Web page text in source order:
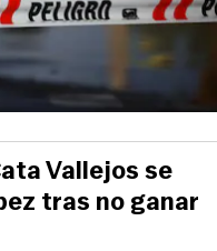
Vallejos se
tras no ganar